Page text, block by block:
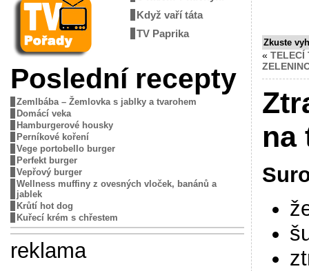
Když vaří táta
TV Paprika
Poslední recepty
Zemlbába – Žemlovka s jablky a tvarohem
Domácí veka
Hamburgerové housky
Perníkové koření
Vege portobello burger
Perfekt burger
Vepřový burger
Wellness muffiny z ovesných vloček, banánů a
jablek
Krůtí hot dog
Kuřecí krém s chřestem
reklama
Zkuste
« TELECÍ
na